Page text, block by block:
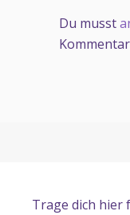
Du musst
Trage dich hier